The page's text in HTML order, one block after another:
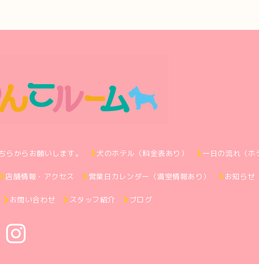
からお願いします。 犬のホテル（料金表あり） 一日の流れ（ホ
店舗情報・アクセス 営業日カレンダー（満室情報あり） お知らせ
お問い合わせ スタッフ紹介 ブログ